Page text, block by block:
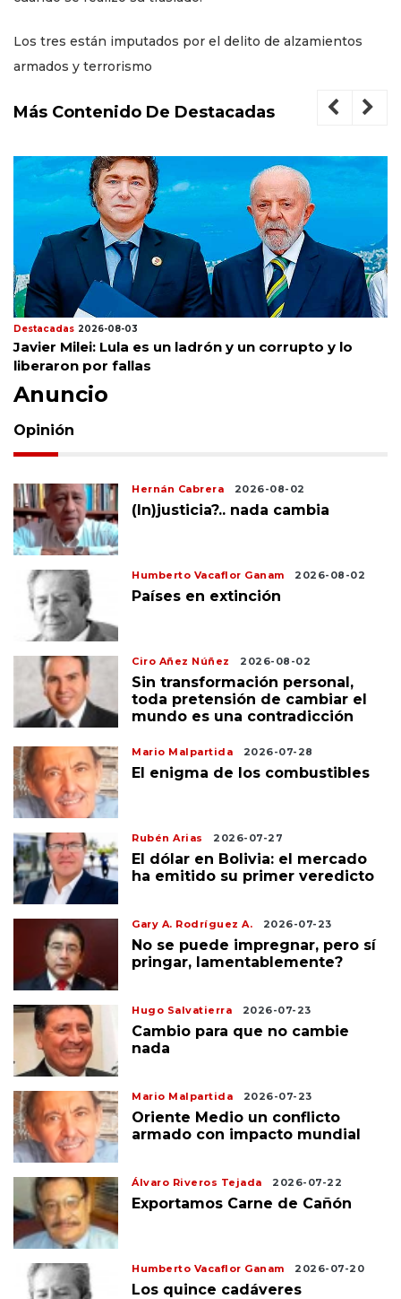
Los tres están imputados por el delito de alzamientos
armados y terrorismo
Más Contenido De Destacadas
Destacadas 2026-08-03
Javier Milei: Lula es un ladrón y un corrupto y lo
liberaron por fallas
Anuncio
Opinión
Hernán Cabrera 2026-08-02
(In)justicia?.. nada cambia
Humberto Vacaflor Ganam 2026-08-02
Países en extinción
Ciro Añez Núñez 2026-08-02
Sin transformación personal,
toda pretensión de cambiar el
mundo es una contradicción
Mario Malpartida 2026-07-28
El enigma de los combustibles
Rubén Arias 2026-07-27
El dólar en Bolivia: el mercado
ha emitido su primer veredicto
Gary A. Rodríguez A. 2026-07-23
No se puede impregnar, pero sí
pringar, lamentablemente?
Hugo Salvatierra 2026-07-23
Cambio para que no cambie
nada
Mario Malpartida 2026-07-23
Oriente Medio un conflicto
armado con impacto mundial
Álvaro Riveros Tejada 2026-07-22
Exportamos Carne de Cañón
Humberto Vacaflor Ganam 2026-07-20
Los quince cadáveres